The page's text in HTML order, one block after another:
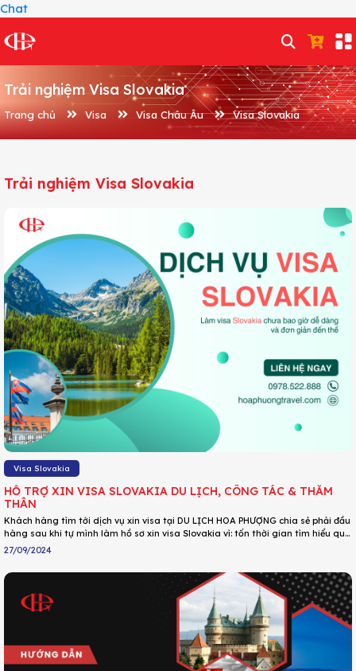
Chat
Trải nghiệm Visa Slovakia
Trang chủ Visa Visa Châu Âu Visa Slovakia
Trải nghiệm Visa Slovakia
Visa Slovakia
HỖ TRỢ XIN VISA SLOVAKIA DU LỊCH, CÔNG TÁC & THĂM
THÂN
Khách hàng tìm tới dịch vụ xin visa tại DU LỊCH HOA PHƯỢNG chia sẻ phải đầu
hàng sau khi tự mình làm hồ sơ xin visa Slovakia vì: tốn thời gian tìm hiểu quy
trình xin visa chuẩn; khó nắm bắt thông tin và quy định cập nhật liên tục từ Cơ
quan lãnh sự; sai sót nhiều trong quá trình chuẩn bị giấy tờ;.. DU LỊCH HOA
PHƯỢNG chắc chắn sẽ giúp các các bạn có trong tay tấm visa Slovakia một
27/09/2024